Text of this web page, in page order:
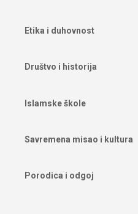
Etika i duhovnost
Društvo i historija
Islamske škole
Savremena misao i kultura
Porodica i odgoj